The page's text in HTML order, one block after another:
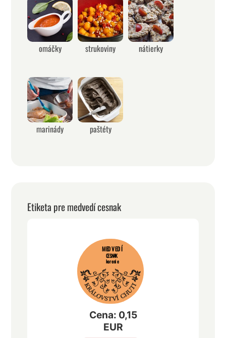
omáčky strukoviny nátierky
marinády paštéty
Etiketa pre medvedí cesnak
MEDVEDÍ
CESNAK
korenie
Cena: 0,15
EUR